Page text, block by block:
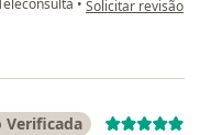
Solicitar revisão
Verificada